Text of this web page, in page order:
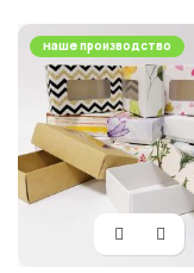
наше производство